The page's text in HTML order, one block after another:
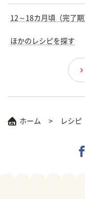
12～18カ月頃（完了
ほかのレシピを探す
ホーム レシピ